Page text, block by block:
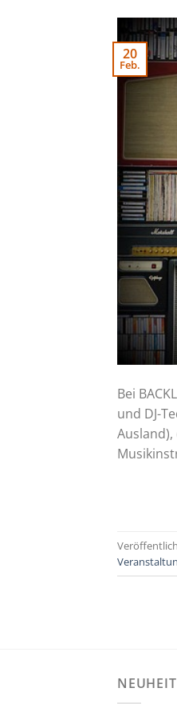
20
Feb.
Bei
und DJ-